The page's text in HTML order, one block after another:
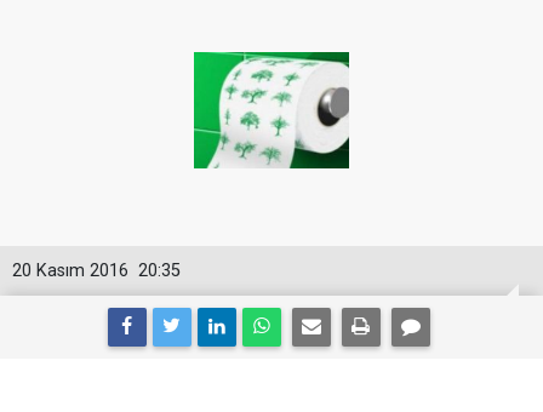
20:35
20 Kasım 2016